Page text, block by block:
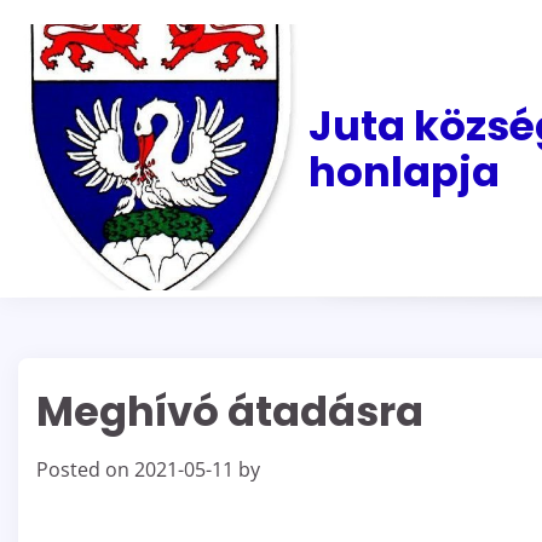
content
Juta
honlapja
Meghívó átadásra
Posted on 2021-05-11 by